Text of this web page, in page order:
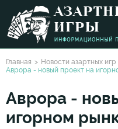
Главная
Новости азартных игр
Аврора - новый проект на
Аврора -
игорном